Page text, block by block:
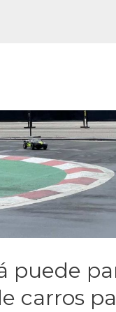
puede
carros